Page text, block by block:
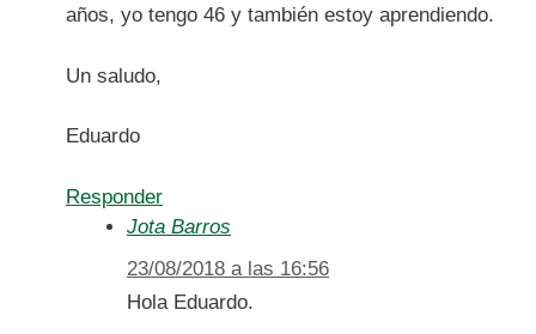
años, yo tengo 46 y también estoy aprendiendo.
Un saludo,
Eduardo
Responder
Jota Barros
23/08/2018 a las 16:56
Hola Eduardo.